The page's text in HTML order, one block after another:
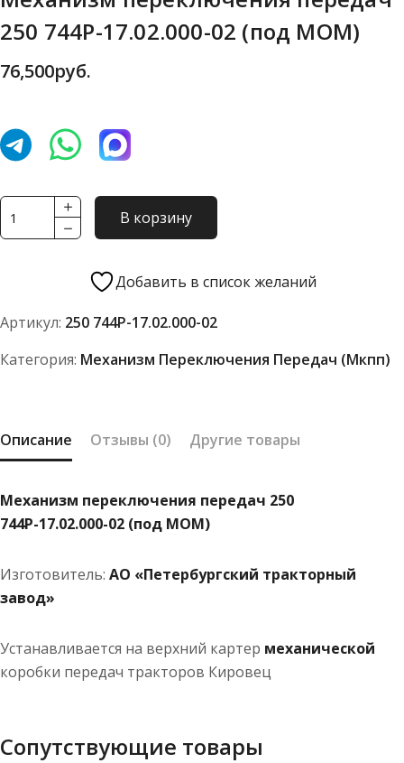
250 744Р-17.02.000-02 (под МОМ)
76,500руб.
Количество
товара
переключения
250
02
В корзину
Добавить в список желаний
Артикул: 250 744Р-17.02.000-02
Категория: Механизм Переключения Передач (мкпп)
Описание Отзывы (0) Другие товары
Механизм переключения передач 250
744Р-17.02.000-02 (под МОМ)
Изготовитель: АО «Петербургский тракторный
завод»
Устанавливается на верхний картер механической
коробки передач тракторов Кировец
Сопутствующие товары